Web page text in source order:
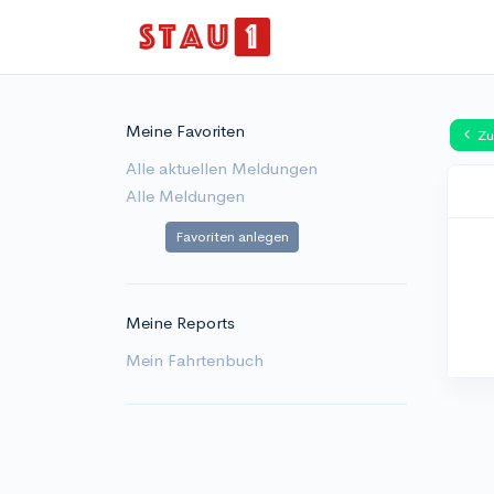
Meine Favoriten
Alle aktuellen Meldungen
Alle Meldungen
Favoriten anlegen
Meine Reports
Mein Fahrtenbuch